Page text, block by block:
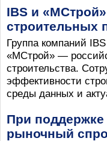
IBS и
строительных
Группа компаний
«МСтрой» —
строительства.
эффективности
среды данных и
При
рыночный